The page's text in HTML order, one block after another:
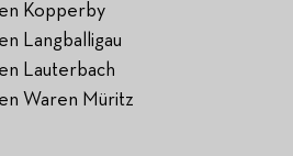
Kopperby
Langballigau
Lauterbach
Waren Müritz